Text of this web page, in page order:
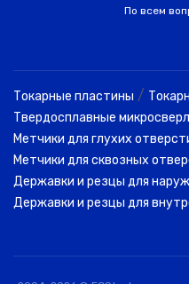
По всем
Токарные пластины /
Твердосплавные
Метчики для глухих
Метчики для сквозных
Державки и резцы для
Державки и резцы для